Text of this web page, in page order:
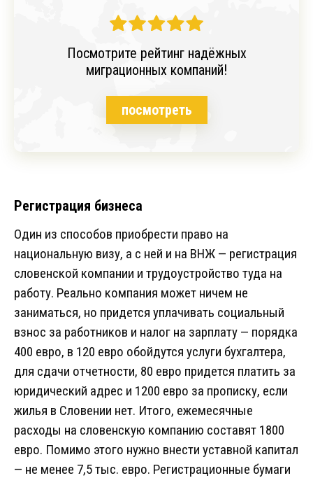
Посмотрите рейтинг надёжных
миграционных компаний!
посмотреть
Регистрация бизнеса
Один из способов приобрести право на
национальную визу, а с ней и на ВНЖ — регистрация
словенской компании и трудоустройство туда на
работу. Реально компания может ничем не
заниматься, но придется уплачивать социальный
взнос за работников и налог на зарплату — порядка
400 евро, в 120 евро обойдутся услуги бухгалтера,
для сдачи отчетности, 80 евро придется платить за
юридический адрес и 1200 евро за прописку, если
жилья в Словении нет. Итого, ежемесячные
расходы на словенскую компанию составят 1800
евро. Помимо этого нужно внести уставной капитал
— не менее 7,5 тыс. евро. Регистрационные бумаги